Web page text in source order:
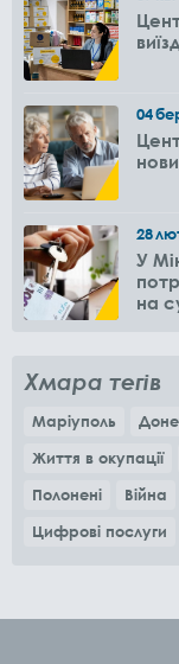
04
28
У
на
Хмара тегів
Маріуполь
Життя в окупації
Полонені
Війна
Цифрові послуги